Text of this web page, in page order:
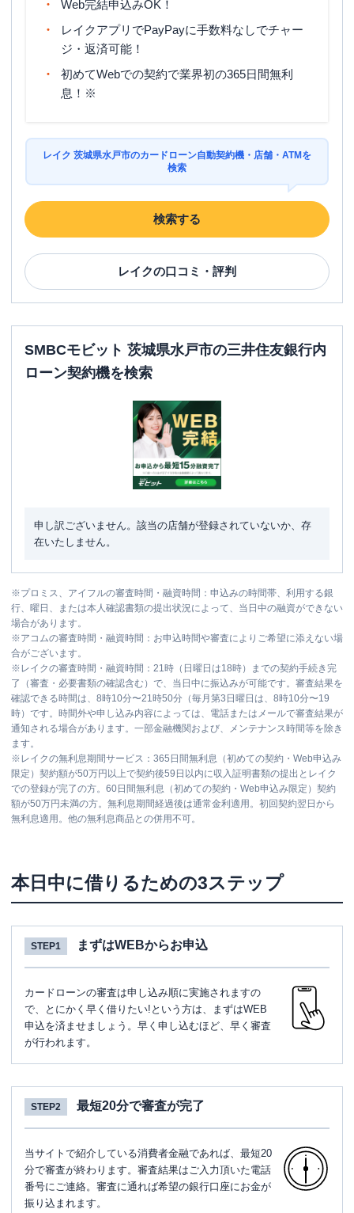
Web完結申込みOK！
レイクアプリでPayPayに手数料なしでチャー
ジ・返済可能！
初めてWebでの契約で業界初の365日間無利
息！※
レイク 茨城県水戸市のカードローン自動契約機・店舗・ATMを
検索
検索する
レイクの口コミ・評判
SMBCモビット 茨城県水戸市の三井住友銀行内
ローン契約機を検索
申し訳ございません。該当の店舗が登録されていないか、存
在いたしません。
※プロミス、アイフルの審査時間・融資時間：申込みの時間帯、利用する銀
行、曜日、または本人確認書類の提出状況によって、当日中の融資ができない
場合があります。
※アコムの審査時間・融資時間：お申込時間や審査によりご希望に添えない場
合がございます。
※ レイクの審査時間・融資時間：21時（日曜日は18時）までの契約手続き完
了（審査・必要書類の確認含む）で、当日中に振込みが可能です。審査結果を
確認できる時間は、8時10分〜21時50分（毎月第3日曜日は、8時10分〜19
時）です。時間外や申し込み内容によっては、電話またはメールで審査結果が
通知される場合があります。一部金融機関および、メンテナンス時間等を除き
ます。
※ レイクの無利息期間サービス：365日間無利息（初めての契約・Web申込み
限定）契約額が50万円以上で契約後59日以内に収入証明書類の提出とレイク
での登録が完了の方。60日間無利息（初めての契約・Web申込み限定）契約
額が50万円未満の方。無利息期間経過後は通常金利適用。初回契約翌日から
無利息適用。他の無利息商品との併用不可。
本日中に借りるための3ステップ
STEP1 まずはWEBからお申込
カードローンの審査は申し込み順に実施されますの
で、とにかく早く借りたい!という方は、まずはWEB
申込を済ませましょう。早く申し込むほど、早く審査
が行われます。
STEP2 最短20分で審査が完了
当サイトで紹介している消費者金融であれば、最短20
分で審査が終わります。審査結果はご入力頂いた電話
番号にご連絡。審査に通れば希望の銀行口座にお金が
振り込まれます。